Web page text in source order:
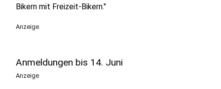
Bikern mit Freizeit-Bikern."
Anzeige
Anmeldungen bis 14. Juni
Anzeige